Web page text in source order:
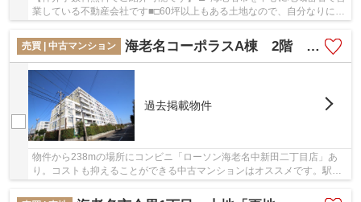
業している不動産会社です■□60坪以上もある土地なので、自分なりに自
売買 | 中古マンション
海老名コーポラスA棟 2階 4LDK リフォーム済マンション【仲介手数料半額キャンペーン対象物件】
過去掲載物件
物件から238mの場所にコンビニ「ローソン海老名中新田二丁目店」あ
り。コストも抑えることができる中古マンションはオススメです。駅ま